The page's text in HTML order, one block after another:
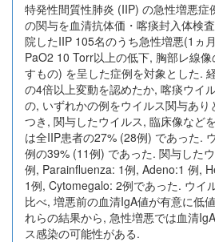
特発性間質性肺炎 (IIP) の急性増悪症
の関与を血清抗体価・喀痰封入体検
院したIIP 105名のうち急性増悪(1ヵ
PaO2 10 Torr以上の低下, 胸部レ線
すもの) を呈した症例を対象とした.
の4倍以上変動を認めたか, 喀痰ウイ
の, いずれかの例をウイルス関与あ
つき, 関与したウイルス, 臨床像など
は全IIP患者の27% (28例) であった.
例の39% (11例) であった. 関与した
例, Parainfluenza: 1例, Adeno:1 例,
1例, Cytomegalo: 2例であった. ウイ
比べ, 増悪前の血清IgA値が有意に低
れらの結果から, 急性増悪では血清
ス感染の可能性がある.